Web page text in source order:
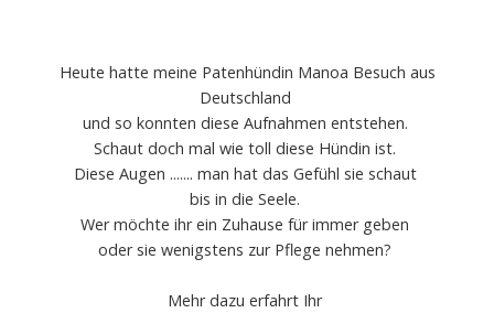
Heute hatte meine Patenhündin Manoa Besuch aus
Deutschland
und so konnten diese Aufnahmen entstehen.
Schaut doch mal wie toll diese Hündin ist.
Diese Augen ....... man hat das Gefühl sie schaut
bis in die Seele.
Wer möchte ihr ein Zuhause für immer geben
oder sie wenigstens zur Pflege nehmen?
Mehr dazu erfahrt Ihr